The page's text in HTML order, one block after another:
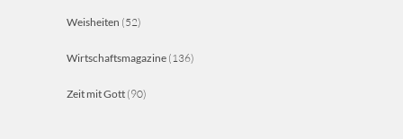
Weisheiten (52)
Wirtschaftsmagazine (136)
Zeit mit Gott (90)